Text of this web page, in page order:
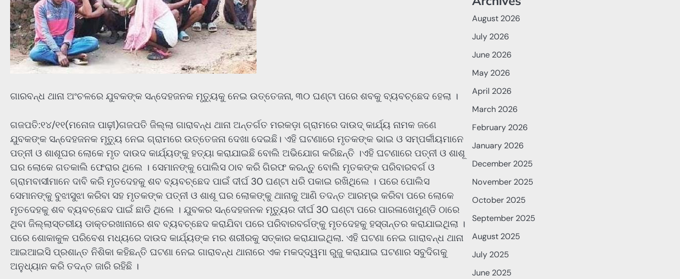
ଗାରବନ୍ଧ ଥାନା ଅଂଚଳରେ ଯୁବକଙ୍କ ସନ୍ଦେହଜନକ ମୃତ୍ୟୁକୁ ନେଇ ଉତ୍ତେଜନା, ୩୦ ଘଣ୍ଟା ପରେ ଶବକୁ ବ୍ୟବଚ୍ଛେଦ ହେଲା ।
ଗଜପତି:୧୪/୧୧(ମନୋଜ ପାଢ଼ୀ)ଗଜପତି ଜିଲ୍ଲା ଗାରାବନ୍ଧ ଥାନା ଅନ୍ତର୍ଗତ ମରକଡ଼ା ଗ୍ରାମରେ ଦାଉଦ୍ କାର୍ଯ୍ୟ ନାମକ ଜଣେ
ଯୁବକଙ୍କ ସନ୍ଦେହଜନକ ମୃତ୍ୟୁ ନେଇ ଗ୍ରାମରେ ଉତ୍ତେଜନା ଦେଖା ଦେଇଛି। ଏହି ଘଟଣାରେ ମୃତକଙ୍କ ଭାଇ ଓ ସମ୍ପର୍କୀୟମାନେ
ପତ୍ନୀ ଓ ଶାଶୂଘର ଲୋକେ ମୃତ ଦାଉଦ କାର୍ଯ୍ୟଙ୍କୁ ହତ୍ୟା କରାଯାଇଛି ବୋଲି ଅଭିଯୋଗ କରିଛନ୍ତି ।ଏହି ଘଟଣାରେ ପତ୍ନୀ ଓ ଶାଶୂ
ଘର ଲୋକେ ଗତକାଲି ଫେରାର ଥିଲେ । ସେମାନଙ୍କୁ ପୋଲିସ ଠାବ କରି ଗିରଫ କରନ୍ତୁ ବୋଲି ମୃତକଙ୍କ ପରିବାରବର୍ଗ ଓ
ଗ୍ରାମବାସୀମାନେ ଦାବି କରି ମୃତଦେହକୁ ଶବ ବ୍ୟବଚ୍ଛେଦ ପାଇଁ ଦୀର୍ଘ 30 ଘଣ୍ଟା ଧରି ପକାଇ ରଖିଥିଲେ । ପରେ ପୋଲିସ
ସେମାନଙ୍କୁ ବୁଝାସୁଝା କରିବା ସହ ମୃତକଙ୍କ ପତ୍ନୀ ଓ ଶାଶୂ ଘର ଲୋକଙ୍କୁ ଥାନାକୁ ଆଣି ତଦନ୍ତ ଆରମ୍ଭ କରିବା ପରେ ଲୋକେ
ମୃତଦେହକୁ ଶବ ବ୍ୟବଚ୍ଛେଦ ପାଇଁ ଛାଡି ଥିଲେ । ଯୁବକର ସନ୍ଦେହଜନକ ମୃତ୍ୟୁର ଦୀର୍ଘ 30 ଘଣ୍ଟା ପରେ ପାରଳାଖେମୁଣ୍ଡି ଠାରେ
ଥିବା ଜିଲ୍ଲାସ୍ତରୀୟ ଡାକ୍ତରଖାନାରେ ଶବ ବ୍ୟବଚ୍ଛେଦ କରାଯିବା ପରେ ପରିବାରବର୍ଗଙ୍କୁ ମୃତଦେହକୁ ହସ୍ତାନ୍ତର କରାଯାଇଥିଲା ।
ପରେ ଶୋକାକୁଳ ପରିବେଶ ମଧ୍ୟରେ ଦାଉଦ କାର୍ଯ୍ୟଙ୍କ ମର ଶରୀରକୁ ସତ୍କାର କରାଯାଇଥିଲା. ଏହି ଘଟଣା ନେଇ ଗାରାବନ୍ଧ ଥାନା
ଆଇଆଇସି ପ୍ରଶାନ୍ତ ନିଶିକା କହିଛନ୍ତି ଘଟଣା ନେଇ ଗାରାବନ୍ଧ ଥାନାରେ ଏକ ମକଦ୍ଦ୍ୱମା ରୁଜୁ କରାଯାଇ ଘଟଣାର ସବୁଦିଗକୁ
ଅନୁଧ୍ୟାନ କରି ତଦନ୍ତ ଜାରି ରହିଛି ।
August 2026
July 2026
June 2026
May 2026
April 2026
March 2026
February 2026
January 2026
December 2025
November 2025
October 2025
September 2025
August 2025
July 2025
June 2025